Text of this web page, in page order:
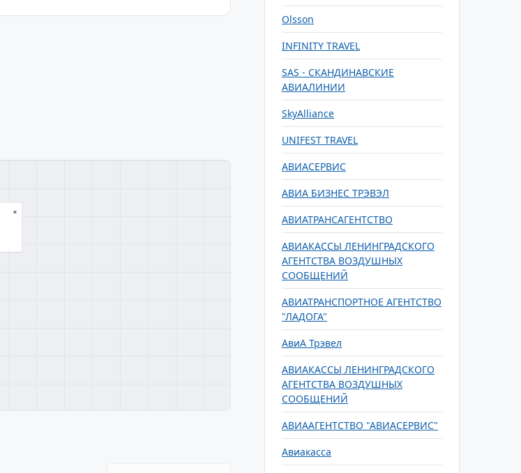
×
Olsson
INFINITY TRAVEL
SAS - СКАНДИНАВСКИЕ
АВИАЛИНИИ
SkyAlliance
UNIFEST TRAVEL
АВИАСЕРВИС
АВИА БИЗНЕС ТРЭВЭЛ
АВИАТРАНСАГЕНТСТВО
АВИАКАССЫ ЛЕНИНГРАДСКОГО
АГЕНТСТВА ВОЗДУШНЫХ
СООБЩЕНИЙ
АВИАТРАНСПОРТНОЕ АГЕНТСТВО
"ЛАДОГА"
АвиА Трэвел
АВИАКАССЫ ЛЕНИНГРАДСКОГО
АГЕНТСТВА ВОЗДУШНЫХ
СООБЩЕНИЙ
АВИААГЕНТСТВО "АВИАСЕРВИС"
Авиакасса